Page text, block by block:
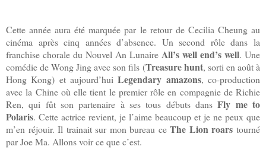
Cette année aura été marquée par le retour de Cecilia Cheung au
cinéma après cinq années d’absence. Un second rôle dans la
franchise chorale du Nouvel An Lunaire All’s well end’s well. Une
comédie de Wong Jing avec son fils (Treasure hunt, sorti en août à
Hong Kong) et aujourd’huiLegendary amazons, co-production
avec la Chine où elle tient le premier rôle en compagnie de Richie
Ren, qui fût son partenaire à ses tous débuts dansFly me to
Polaris. Cette actrice revient, je l’aime beaucoup et je ne peux que
m’en réjouir. Il trainait sur mon bureau ceThe Lion roars tourné
par Joe Ma. Allons voir ce que c’est.